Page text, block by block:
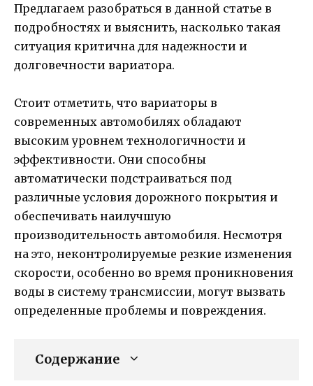
Предлагаем разобраться в данной статье в
подробностях и выяснить, насколько такая
ситуация критична для надежности и
долговечности вариатора.
Стоит отметить, что вариаторы в
современных автомобилях обладают
высоким уровнем технологичности и
эффективности. Они способны
автоматически подстраиваться под
различные условия дорожного покрытия и
обеспечивать наилучшую
производительность автомобиля. Несмотря
на это, неконтролируемые резкие изменения
скорости, особенно во время проникновения
воды в систему трансмиссии, могут вызвать
определенные проблемы и повреждения.
Содержание